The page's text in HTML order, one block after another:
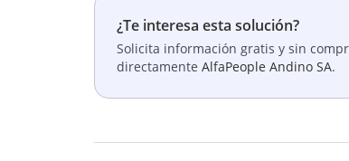
¿Te interesa esta solución?
Solicita información gratis y sin
directamente AlfaPeople Andino SA.